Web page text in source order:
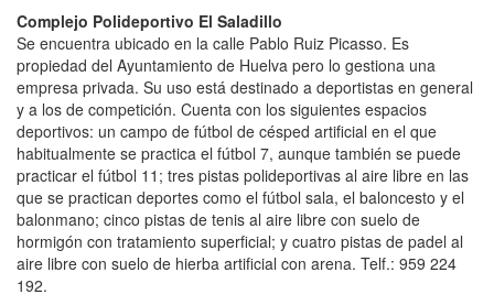
Complejo Polideportivo El Saladillo
Se encuentra ubicado en la calle Pablo Ruiz Picasso. Es
propiedad del Ayuntamiento de Huelva pero lo gestiona una
empresa privada. Su uso está destinado a deportistas en general
y a los de competición. Cuenta con los siguientes espacios
deportivos: un campo de fútbol de césped artificial en el que
habitualmente se practica el fútbol 7, aunque también se puede
practicar el fútbol 11; tres pistas polideportivas al aire libre en las
que se practican deportes como el fútbol sala, el baloncesto y el
balonmano; cinco pistas de tenis al aire libre con suelo de
hormigón con tratamiento superficial; y cuatro pistas de padel al
aire libre con suelo de hierba artificial con arena. Telf.: 959 224
192.